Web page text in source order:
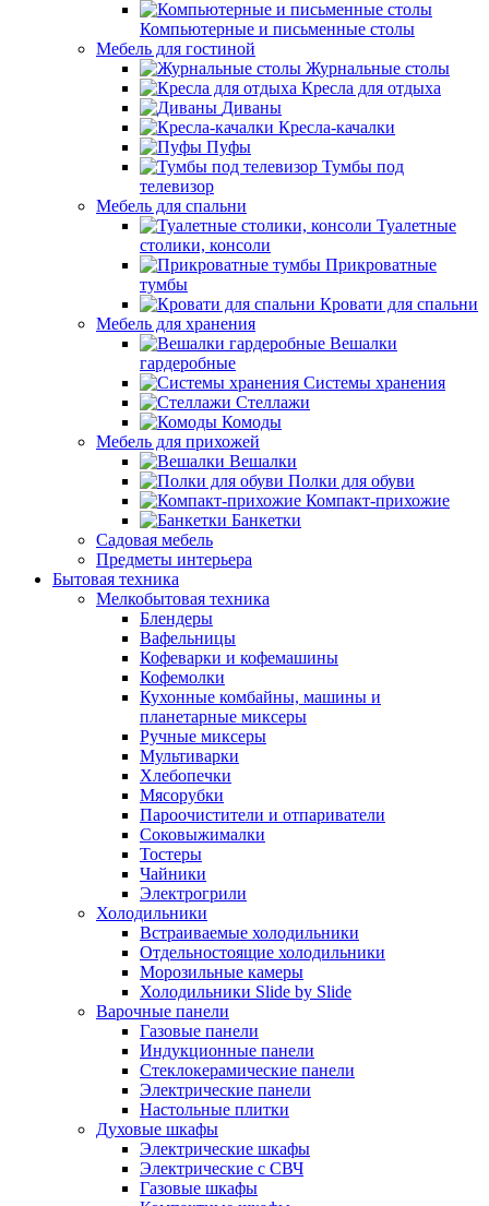
Компьютерные и письменные столы
Мебель для гостиной
Журнальные столы
Кресла для отдыха
Диваны
Кресла-качалки
Пуфы
Тумбы под
телевизор
Мебель для спальни
Туалетные
столики, консоли
Прикроватные
тумбы
Кровати для спальни
Мебель для хранения
Вешалки
гардеробные
Системы хранения
Стеллажи
Комоды
Мебель для прихожей
Вешалки
Полки для обуви
Компакт-прихожие
Банкетки
Садовая мебель
Предметы интерьера
Бытовая техника
Мелкобытовая техника
Блендеры
Вафельницы
Кофеварки и кофемашины
Кофемолки
Кухонные комбайны, машины и
планетарные миксеры
Ручные миксеры
Мультиварки
Хлебопечки
Мясорубки
Пароочистители и отпариватели
Соковыжималки
Тостеры
Чайники
Электрогрили
Холодильники
Встраиваемые холодильники
Отдельностоящие холодильники
Морозильные камеры
Холодильники Slide by Slide
Варочные панели
Газовые панели
Индукционные панели
Стеклокерамические панели
Электрические панели
Настольные плитки
Духовые шкафы
Электрические шкафы
Электрические с СВЧ
Газовые шкафы